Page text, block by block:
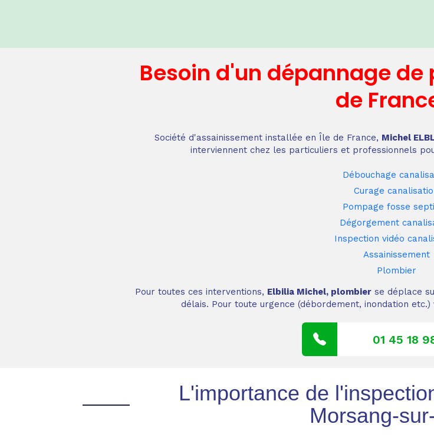
Besoin d'un dépannagede
de
Société d'assainissement installée en Île de France, Michel
interviennent chez les particuliers et professionnels
Débouchage
Curage
Pompage fosse
Dégorgement
Inspection vidéo
Assainissement
Plombier
Pour toutes ces interventions, Elbilia Michel, plombier se déplace
délais. Pour toute urgence (débordement, inondation
01 45 18
L'importance de
Morsang-